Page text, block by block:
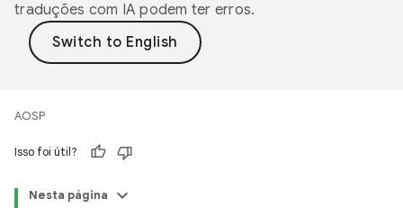
traduções com IA podem ter erros.
AOSP
Isso foi útil?
Nesta página